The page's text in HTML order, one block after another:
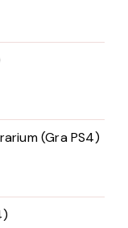
(Gra PS4)